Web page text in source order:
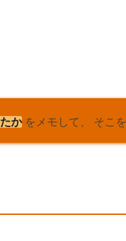
たかをメモして、 そこを